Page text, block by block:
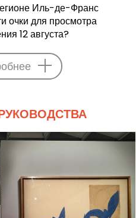
Иль-де-Франс
очки для просмотра
12 августа?